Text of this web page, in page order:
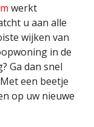
werkt
u aan alle
wijken van
in de
Ga dan snel
een beetje
op uw nieuwe